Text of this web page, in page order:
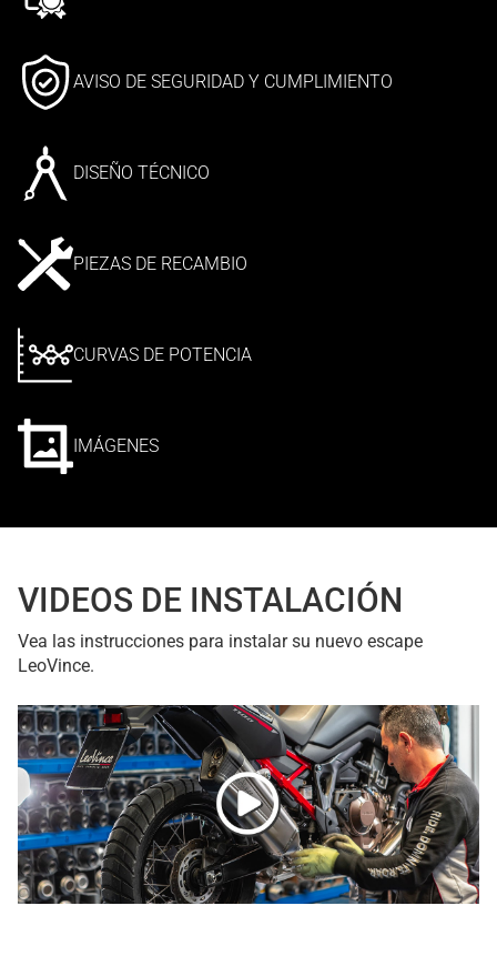
AVISO DE SEGURIDAD Y CUMPLIMIENTO
DISEÑO TÉCNICO
PIEZAS DE RECAMBIO
CURVAS DE POTENCIA
IMÁGENES
VIDEOS DE INSTALACIÓN
Vea las instrucciones para instalar su nuevo escape
LeoVince.